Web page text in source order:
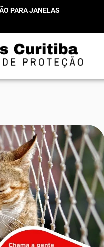
PARA JANELAS